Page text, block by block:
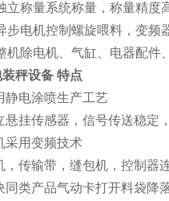
立称量系统称量，称量精度
步电机控制螺旋喂料，变频
机除电机、气缸、电器配件
装秤设备 特点
电涂喷生产工艺
挂传感器，信号传送稳定
用变频技术
传输带，缝包机，控制器
类产品气动卡打开料袋降